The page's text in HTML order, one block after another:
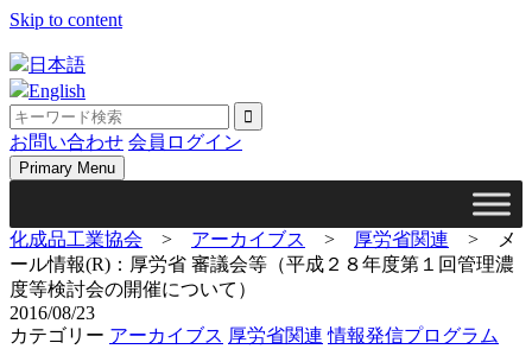
Skip to content
日本語
English
お問い合わせ 会員ログイン
Primary Menu
化成品工業協会 > アーカイブス > 厚労省関連 >
メ
ール情報(R)：厚労省 審議会等（平成２８年度第１回管理濃
度等検討会の開催について）
2016/08/23
カテゴリー アーカイブス 厚労省関連 情報発信プログラム